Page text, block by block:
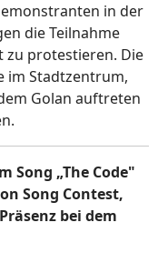
in der
die Teilnahme
zu protestieren. Die
im Stadtzentrum,
Golan auftreten
Song „The Code"
Song Contest,
bei dem